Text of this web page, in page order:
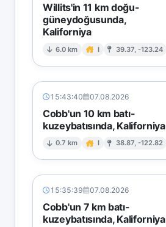
Willits'in 11 km doğu-
güneydoğusunda,
Kaliforniya
6.0 km I 39.37, -123.24
15:43:40 07.08.2026
Cobb'un 10 km batı-
kuzeybatısında, Kaliforniya
0.7 km I 38.87, -122.82
15:35:39 07.08.2026
Cobb'un 7 km batı-
kuzeybatısında, Kaliforniya